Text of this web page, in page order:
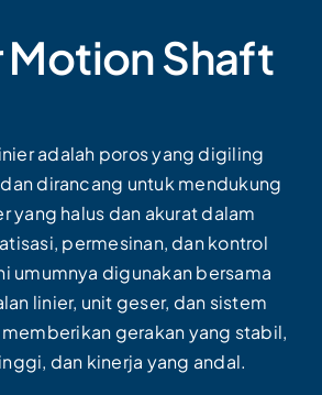
Motion Shaft
adalah poros yang digiling
dirancang untuk mendukung
yang halus dan akurat dalam
permesinan, dan kontrol
umumnya digunakan bersama
linier, unit geser, dan sistem
gerakan yang stabil,
dan kinerja yang andal.